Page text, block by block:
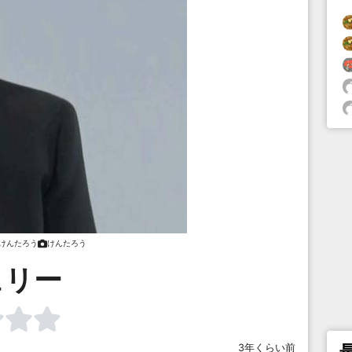
んたろう けんたろう
ー
3年くらい前